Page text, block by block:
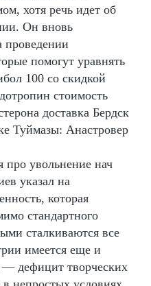
хотя речь идет об
Он вновь
проведении
помогут уравнять
100 со скидкой
стоимость
доставка Бердск
Туймазы: Анастровер
про увольнение нач
указал на
которая
стандартного
сталкиваются все
имеется еще и
— дефицит творческих